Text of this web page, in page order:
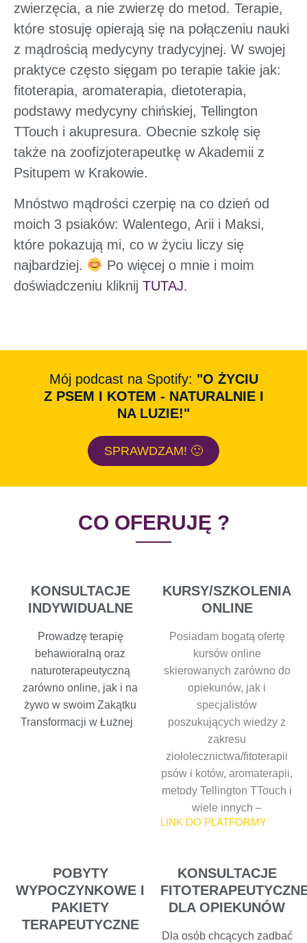
zwierzęcia, a nie zwierzę do metod. Terapie,
które stosuję opierają się na połączeniu nauki
z mądrością medycyny tradycyjnej. W swojej
praktyce często sięgam po terapie takie jak:
fitoterapia, aromaterapia, dietoterapia,
podstawy medycyny chińskiej, Tellington
TTouch i akupresura. Obecnie szkolę się
także na zoofizjoterapeutkę w Akademii z
Psitupem w Krakowie.
Mnóstwo mądrości czerpię na co dzień od
moich 3 psiaków: Walentego, Arii i Maksi,
które pokazują mi, co w życiu liczy się
najbardziej.
Po więcej o mnie i moim
doświadczeniu kliknij TUTAJ.
Mój podcast na Spotify: "O ŻYCIU
Z PSEM I KOTEM - NATURALNIE I
NA LUZIE!"
SPRAWDZAM! 🙂
CO OFERUJĘ ?
KONSULTACJE
INDYWIDUALNE
Prowadzę terapię
behawioralną oraz
naturoterapeutyczną
zarówno online, jak i na
żywo w swoim Zakątku
Transformacji w Łużnej
KURSY/SZKOLENIA
ONLINE
Posiadam bogatą ofertę
kursów online
skierowanych zarówno do
opiekunów, jak i
specjalistów
poszukujących wiedzy z
zakresu
ziołolecznictwa/fitoterapii
psów i kotów, aromaterapii,
metody Tellington TTouch i
wiele innych –
LINK DO PLATFORMY
POBYTY
WYPOCZYNKOWE I
PAKIETY
TERAPEUTYCZNE
KONSULTACJE
DLA OPIEKUNÓW
Dla osób chcących zadbać